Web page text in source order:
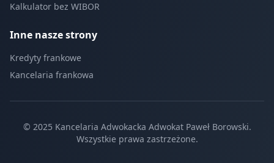
Kalkulator bez WIBOR
Inne nasze strony
Kredyty frankowe
Kancelaria frankowa
© 2025 Kancelaria Adwokacka Adwokat Paweł Borowski.
Wszystkie prawa zastrzeżone.